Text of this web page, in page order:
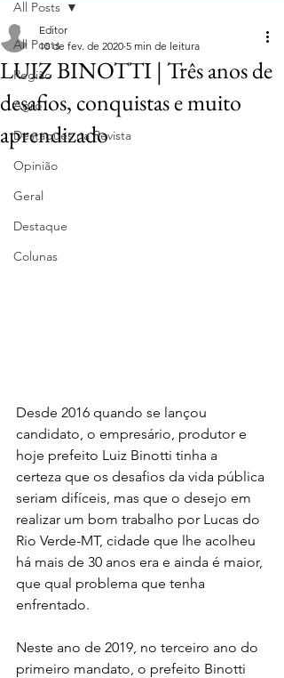
All Posts
Região
Agro
Destaques na Revista
Opinião
Geral
Destaque
Colunas
All Posts
LUIZ BINOTTI | Três anos de
desafios, conquistas e muito
aprendizado
Editor
10 de fev. de 2020 5 min de leitura
Desde 2016 quando se lançou
candidato, o empresário, produtor e
hoje prefeito Luiz Binotti tinha a
certeza que os desafios da vida pública
seriam difíceis, mas que o desejo em
realizar um bom trabalho por Lucas do
Rio Verde-MT, cidade que lhe acolheu
há mais de 30 anos era e ainda é maior,
que qual problema que tenha
enfrentado.
Neste ano de 2019, no terceiro ano do
primeiro mandato, o prefeito Binotti